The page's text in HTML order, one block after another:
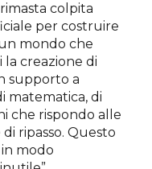
colpita
per costruire
mondo che
la creazione di
supporto a
matematica, di
che rispondo alle
ripasso. Questo
modo